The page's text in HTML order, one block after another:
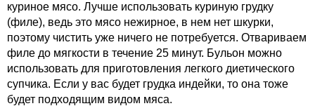
куриное мясо. Лучше использовать куриную грудку
(филе), ведь это мясо нежирное, в нем нет шкурки,
поэтому чистить уже ничего не потребуется. Отвариваем
филе до мягкости в течение 25 минут. Бульон можно
использовать для приготовления легкого диетического
супчика. Если у вас будет грудка индейки, то она тоже
будет подходящим видом мяса.